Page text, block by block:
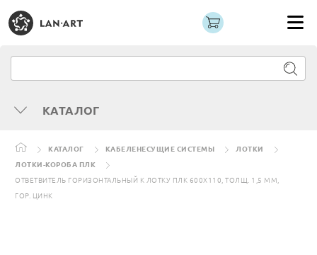
КАТАЛОГ
КАТАЛОГ КАБЕЛЕНЕСУЩИЕ СИСТЕМЫ
ЛОТКИ
ЛОТКИ-КОРОБА ПЛК
ОТВЕТВИТЕЛЬ ГОРИЗОНТАЛЬНЫЙ К ЛОТКУ ПЛК 600Х110, ТОЛЩ. 1,5 ММ,
ГОР. ЦИНК